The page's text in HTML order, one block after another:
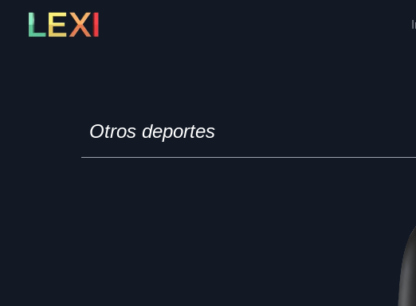
Otros deportes